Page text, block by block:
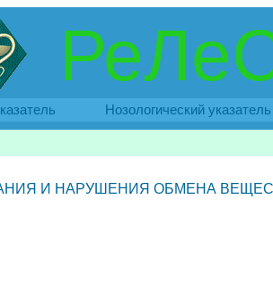
Нозологический указатель
И НАРУШЕНИЯ ОБМЕНА